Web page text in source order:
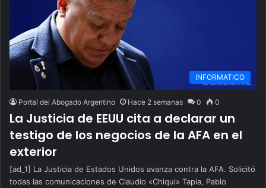
INFORMATICO
Portal del Abogado Argentino Hace 2 semanas 0 0
La Justicia de EEUU cita a declarar un
testigo de los negocios de la AFA en el
exterior
[ad_1] La Justicia de Estados Unidos avanza contra la AFA. Solicitó
todas las comunicaciones de Claudio «Chiqui» Tapia, Pablo